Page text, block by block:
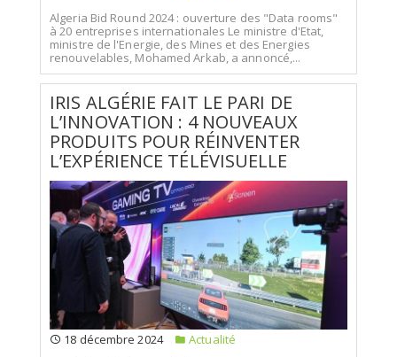
Algeria Bid Round 2024 : ouverture des "Data rooms"
à 20 entreprises internationales Le ministre d'Etat,
ministre de l'Energie, des Mines et des Energies
renouvelables, Mohamed Arkab, a annoncé,...
IRIS ALGÉRIE FAIT LE PARI DE
L’INNOVATION : 4 NOUVEAUX
PRODUITS POUR RÉINVENTER
L’EXPÉRIENCE TÉLÉVISUELLE
18 décembre 2024
Actualité